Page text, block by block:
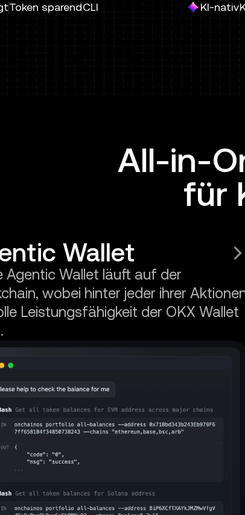
Token sparendCLI KI-nativ
All-in-
für
Wallet
Agentic Wallet läuft auf der
wobei hinter jeder ihrer
Leistungsfähigkeit der OKX Wallet